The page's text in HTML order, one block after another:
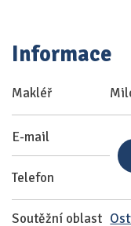
Informace
Makléř
E-mail
Telefon
Soutěžní oblast